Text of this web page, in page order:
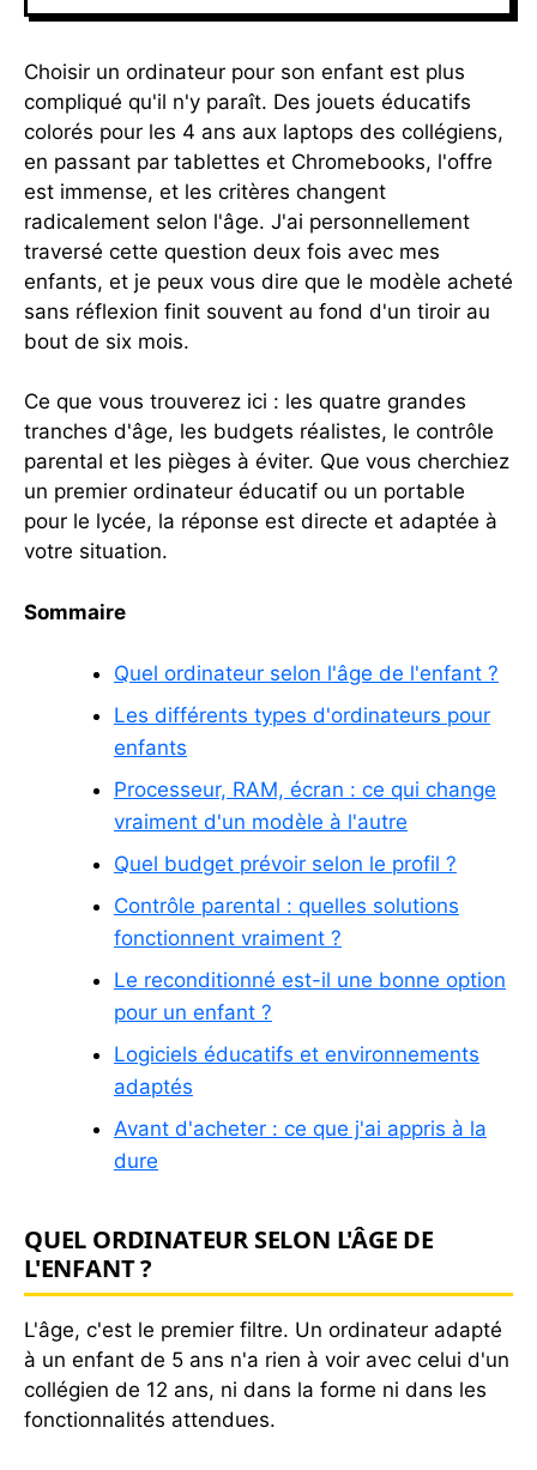
Choisir un ordinateur pour son enfant est plus
compliqué qu'il n'y paraît. Des jouets éducatifs
colorés pour les 4 ans aux laptops des collégiens,
en passant par tablettes et Chromebooks, l'offre
est immense, et les critères changent
radicalement selon l'âge. J'ai personnellement
traversé cette question deux fois avec mes
enfants, et je peux vous dire que le modèle acheté
sans réflexion finit souvent au fond d'un tiroir au
bout de six mois.
Ce que vous trouverez ici : les quatre grandes
tranches d'âge, les budgets réalistes, le contrôle
parental et les pièges à éviter. Que vous cherchiez
un premier ordinateur éducatif ou un portable
pour le lycée, la réponse est directe et adaptée à
votre situation.
Sommaire
Quel ordinateur selon l'âge de l'enfant ?
Les différents types d'ordinateurs pour
enfants
Processeur, RAM, écran : ce qui change
vraiment d'un modèle à l'autre
Quel budget prévoir selon le profil ?
Contrôle parental : quelles solutions
fonctionnent vraiment ?
Le reconditionné est-il une bonne option
pour un enfant ?
Logiciels éducatifs et environnements
adaptés
Avant d'acheter : ce que j'ai appris à la
dure
QUEL ORDINATEUR SELON L'ÂGE DE
L'ENFANT ?
L'âge, c'est le premier filtre. Un ordinateur adapté
à un enfant de 5 ans n'a rien à voir avec celui d'un
collégien de 12 ans, ni dans la forme ni dans les
fonctionnalités attendues.